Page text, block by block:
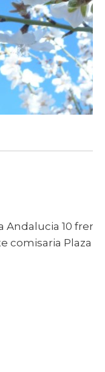
Andalucia 10
comisaria Plaza